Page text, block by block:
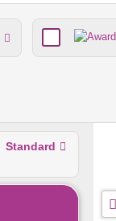
Standard